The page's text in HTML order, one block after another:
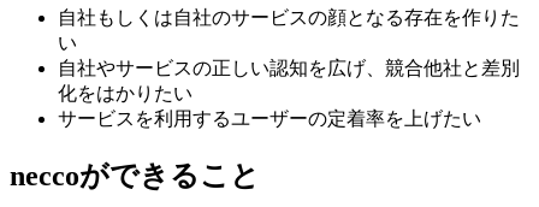
自社もしくは自社のサービスの顔となる存在を作りた
い
自社やサービスの正しい認知を広げ、競合他社と差別
化をはかりたい
サービスを利用するユーザーの定着率を上げたい
neccoができること